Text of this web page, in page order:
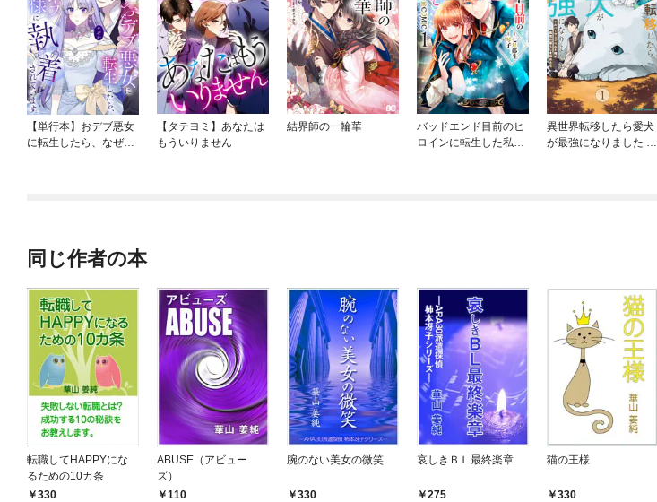
【単行本】おデブ悪女
に転生したら、なぜか
【タテヨミ】あなたは
もういりません
結界師の一輪華
バッドエンド目前のヒ
ロインに転生した私、
異世界転移したら愛犬
が最強になりました ～
同じ作者の本
転職してHAPPYにな
るための10カ条
330
ABUSE（アビュー
ズ）
110
腕のない美女の微笑
330
哀しきＢＬ最終楽章
275
猫の王様
330